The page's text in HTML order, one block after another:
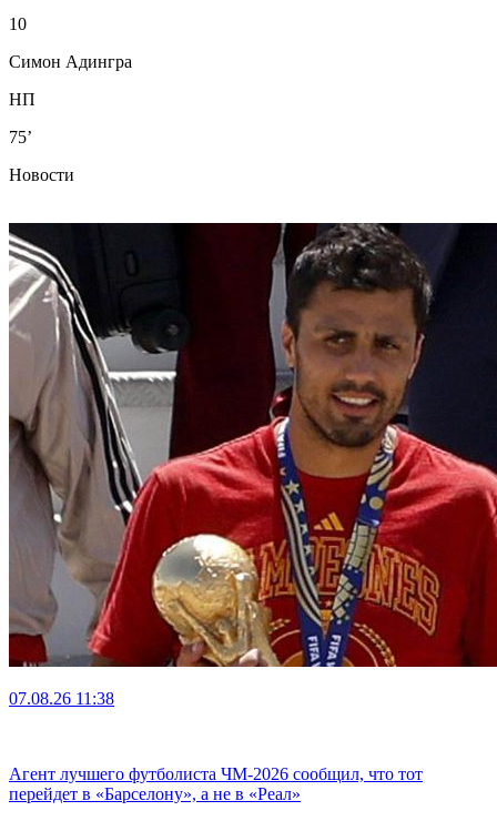
10
Симон Адингра
НП
75’
Новости
07.08.26 11:38
Агент лучшего футболиста ЧМ-2026 cообщил, что тот
перейдет в «Барселону», а не в «Реал»